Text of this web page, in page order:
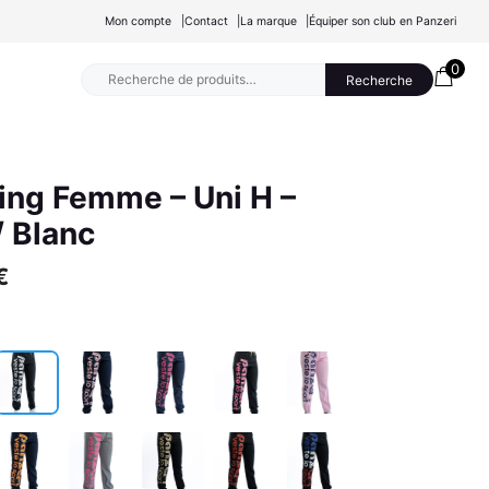
Mon compte Contact La marque Équiper son club en Panzeri
Recherche
Recherche
0
Femme – Uni H –
Blanc